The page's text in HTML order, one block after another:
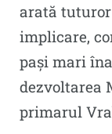
arată
implicare,
pași mari
dezvoltarea
primarul